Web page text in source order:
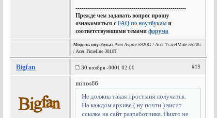
---------------------------------------------------------
Прежде чем задавать вопрос прошу
ознакомиться сFAQ по ноутбукам и
соответствующими темамифорума
Модель ноутбука: Acer Aspire 5920G / Acer TravelMate 5520G
/ Acer Timeline 3810T
Bigfan 30 ноября -0001 02:00 #19
minos66
Не должна такая простыня получатся.
На каждом архиве ( ну почти ) висит
ссылка на сайт разработчика. Никто не